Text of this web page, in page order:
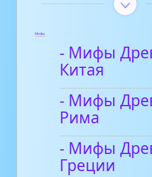
Мифы
- Мифы
Китая
- Мифы
Рима
- Мифы
Греции